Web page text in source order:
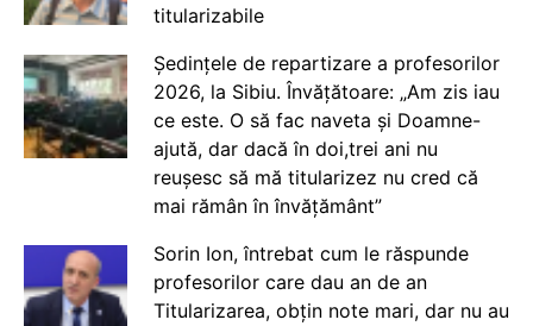
titularizabile
Ședințele de repartizare a profesorilor
2026, la Sibiu. Învățătoare: „Am zis iau
ce este. O să fac naveta și Doamne-
ajută, dar dacă în doi,trei ani nu
reușesc să mă titularizez nu cred că
mai rămân în învățământ”
Sorin Ion, întrebat cum le răspunde
profesorilor care dau an de an
Titularizarea, obțin note mari, dar nu au